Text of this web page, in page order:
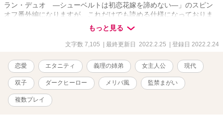
ラン・デュオ ―シューベルトは初恋花嫁を諦めない―」のスピン
オフ番外編になりますが、これだけでも読める仕様になっておりま
もっと見る
文字数 7,105 | 最終更新日 2022.2.25 | 登録日 2022.2.24
恋愛 エタニティ 義理の姉弟 女主人公 現代
双子 ダークヒーロー メリバ風 監禁まがい
複数プレイ